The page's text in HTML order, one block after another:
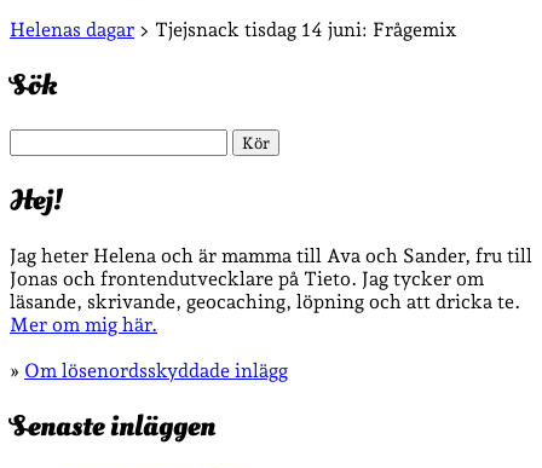
Sidopanel
Helenas dagar > Tjejsnack tisdag 14 juni: Frågemix
Sök
Hej!
Jag heter Helena och är mamma till Ava och Sander, fru till
Jonas och frontendutvecklare på Tieto. Jag tycker om
läsande, skrivande, geocaching, löpning och att dricka te.
Mer om mig här.
» Om lösenordsskyddade inlägg
Senaste inläggen